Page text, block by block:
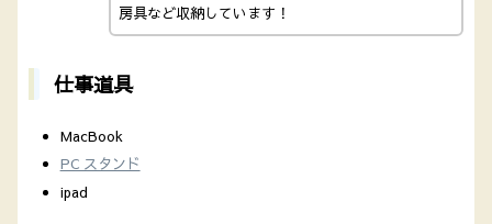
房具など収納しています！
仕事道具
MacBook
PC スタンド
ipad